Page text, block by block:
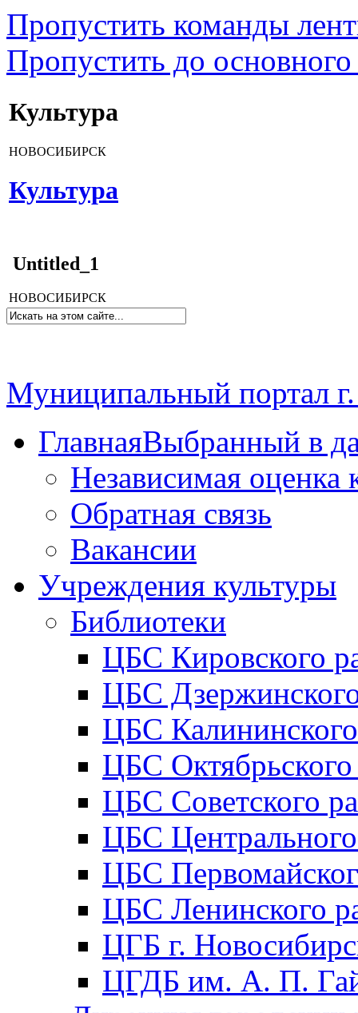
Пропустить команды
Пропустить до основного
Культура
НОВОСИБИРСК
Культура
Untitled_1
НОВОСИБИРСК
Муниципальный портал
ГлавнаяВыбранный в
Независимая оценка
Обратная связь
Вакансии
Учреждения культуры
Библиотеки
ЦБС Кировского
ЦБС
ЦБС
ЦБС
ЦБС Советского
ЦБС
ЦБС
ЦБС Ленинского
ЦГБ г.
ЦГДБ им. А. П.